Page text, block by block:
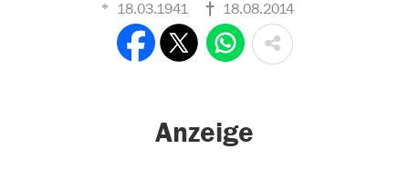
18.03.1941 18.08.2014
Anzeige